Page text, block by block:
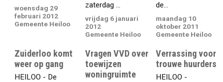
woensdag 29
februari 2012
Gemeente Heiloo
zaterdag ...
vrijdag 6 januari
2012
Gemeente Heiloo
de...
maandag 10
oktober 2011
Gemeente Heiloo
Zuiderloo komt
weer op gang
HEILOO - De
Vragen VVD over
toewijzen
woningruimte
Verrassing voor
trouwe huurders
HEILOO -